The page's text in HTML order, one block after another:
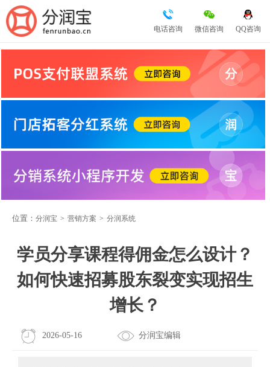
QQ咨询
微信咨询
电话咨询
位置： 分润宝 > 营销方案 > 分润系统
学员分享课程得佣金怎么设计？
如何快速招募股东裂变实现招生
增长？
2026-05-16 分润宝编辑